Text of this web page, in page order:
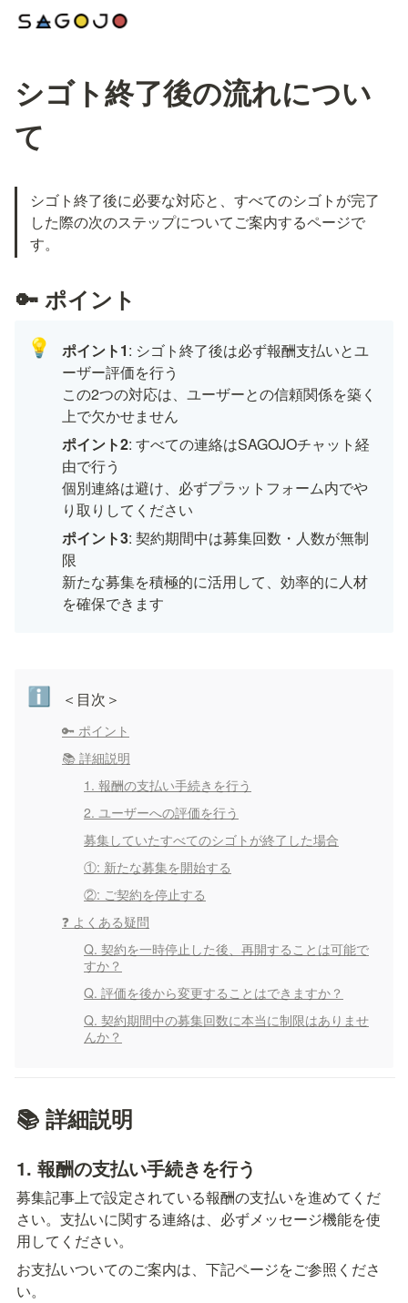
シゴト終了後の流れについ
て
シゴト終了後に必要な対応と、すべてのシゴトが完了
した際の次のステップについてご案内するページで
す。
🔑 ポイント
💡 ポイント1: シゴト終了後は必ず報酬支払いとユ
ーザー評価を行う
この2つの対応は、ユーザーとの信頼関係を築く
上で欠かせません
ポイント2: すべての連絡はSAGOJOチャット経
由で行う
個別連絡は避け、必ずプラットフォーム内でや
り取りしてください
ポイント3: 契約期間中は募集回数・人数が無制
限
新たな募集を積極的に活用して、効率的に人材
を確保できます
ℹ️ ＜目次＞
🔑 ポイント
📚 詳細説明
1. 報酬の支払い手続きを行う
2. ユーザーへの評価を行う
募集していたすべてのシゴトが終了した場合
①: 新たな募集を開始する
②: ご契約を停止する
❓ よくある疑問
Q. 契約を一時停止した後、再開することは可能で
すか？
Q. 評価を後から変更することはできますか？
Q. 契約期間中の募集回数に本当に制限はありませ
んか？
📚 詳細説明
1. 報酬の支払い手続きを行う
募集記事上で設定されている報酬の支払いを進めてくだ
さい。支払いに関する連絡は、必ずメッセージ機能を使
用してください。
お支払いついてのご案内は、下記ページをご参照くださ
い。